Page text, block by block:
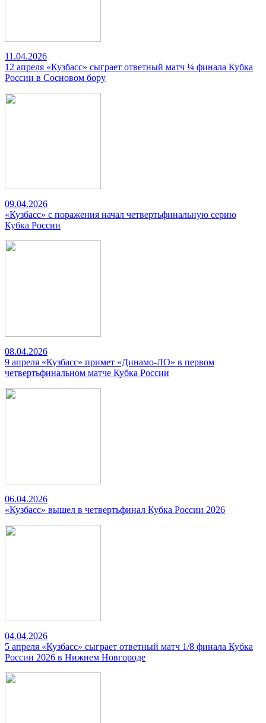
11.04.2026
12 апреля «Кузбасс» сыграет ответный матч ¼ финала Кубка
России в Сосновом бору
09.04.2026
«Кузбасс» с поражения начал четвертьфинальную серию
Кубка России
08.04.2026
9 апреля «Кузбасс» примет «Динамо-ЛО» в первом
четвертьфинальном матче Кубка России
06.04.2026
«Кузбасс» вышел в четвертьфинал Кубка России 2026
04.04.2026
5 апреля «Кузбасс» сыграет ответный матч 1/8 финала Кубка
России 2026 в Нижнем Новгороде